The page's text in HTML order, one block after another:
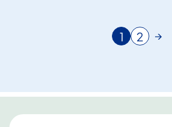
N
r
1
G
l
2